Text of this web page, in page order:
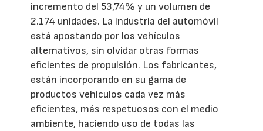
incremento del 53,74% y un volumen de
2.174 unidades. La industria del automóvil
está apostando por los vehículos
alternativos, sin olvidar otras formas
eficientes de propulsión. Los fabricantes,
están incorporando en su gama de
productos vehículos cada vez más
eficientes, más respetuosos con el medio
ambiente, haciendo uso de todas las